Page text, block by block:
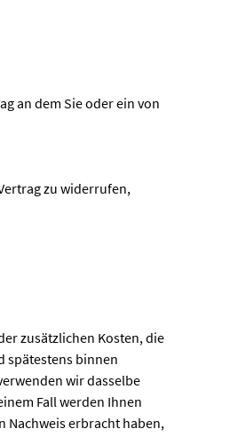
an dem Sie oder ein von
zu widerrufen,
zusätzlichen Kosten, die
spätestens binnen
wir dasselbe
Fall werden Ihnen
Nachweis erbracht haben,